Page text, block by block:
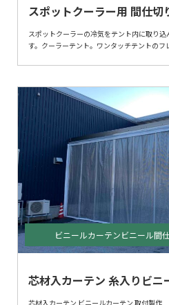
スポットクーラー用 間仕切
スポットクーラーの冷気をテント内に取り
す。クーラーテント。ワンタッチテントの
芯材入カーテン 糸入りビニ
芯材入カーテン ビニールカーテン 取付製作
ビニールカーテンビニール間